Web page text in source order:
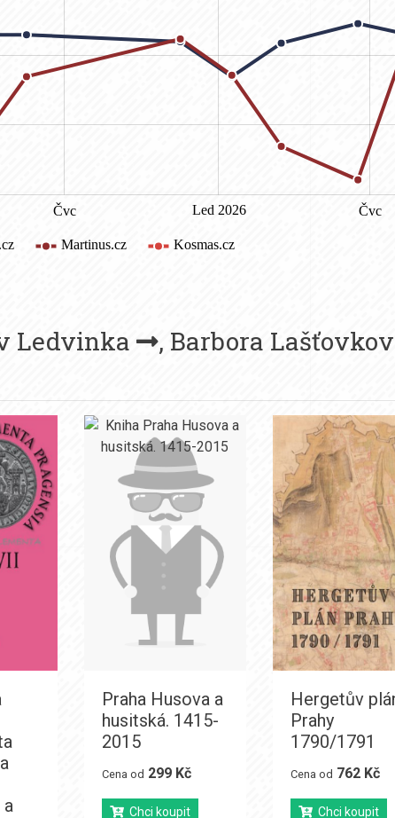
Ledvinka , Barbora
Praha Husova a
husitská. 1415-
2015
Cena od 299 Kč
Chci koupit
Hergetův
Prahy
1790/1791
Cena od 762 Kč
Chci koupit